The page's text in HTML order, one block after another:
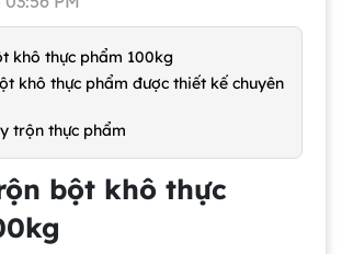
khô thực phẩm 100kg
khô thực phẩm được thiết kế chuyên
trộn thực phẩm
bột khô thực